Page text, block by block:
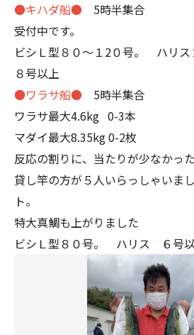
●キハダ船● 5時半集合
受付中です。
ビシＬ型８０～１2０号。 ハリ
８号以上
●ワラサ船● 5時半集合
ワラサ最大4.6kg 0-3本
マダイ最大8.35kg 0-2枚
反応の割りに、当たりが少なかった
貸し竿の方が５人いらっしゃいま
ト。
特大真鯛も上がりました
ビシＬ型８０号。 ハリス ６号以